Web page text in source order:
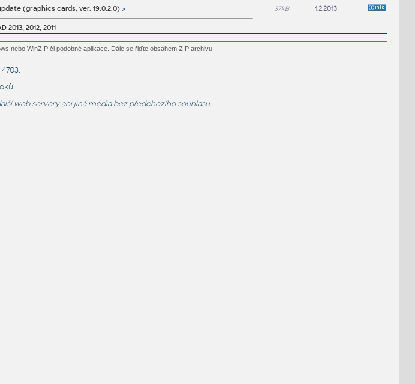
(graphics cards, ver. 19.0.2.0)
2012, 2011
37kB 1.2.2013
nebo WinZIP či podobné aplikace. Dále se řiďte obsahem ZIP archivu.
.
.
web servery ani jiná média bez předchozího souhlasu.